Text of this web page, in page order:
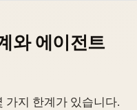
와 에이전트
가지 한계가 있습니다.